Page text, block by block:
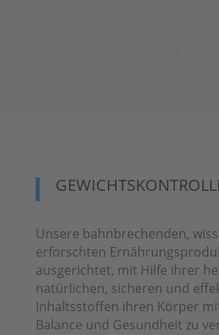
Unsere bahnbrechenden,
erforschten
ausgerichtet, mit Hilfe ihrer
natürlichen, sicheren und
Inhaltsstoffen ihren Körper
Balance und Gesundheit zu